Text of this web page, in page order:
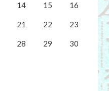
14 15 16
21 22 23
28 29 30